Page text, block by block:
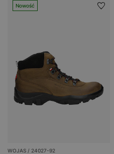
Nowość
WOJAS / 24027-92